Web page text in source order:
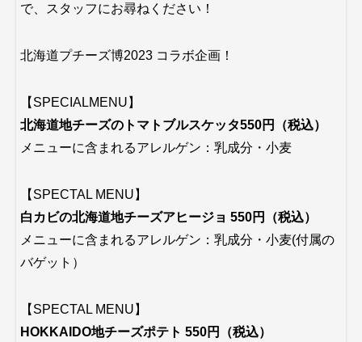
で、スタッフにお尋ねください！
北海道プチーズ博2023 コラボ企画！
【SPECIALMENU】
北海道地チーズのトマトブルスケッタ550円（税込）
メニューに含まれるアレルゲン：乳成分・小麦
【SPECTAL MENU】
白カビの北海道地チーズアヒージョ 550円（税込）
メニューに含まれるアレルゲン：乳成分・小麦(付属の
バゲット）
【SPECTAL MENU】
HOKKAIDO地チーズポテト 550円（税込）